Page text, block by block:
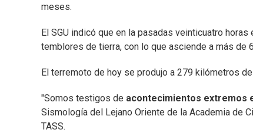
meses.
El SGU indicó que en la pasadas veinticuatro horas
temblores de tierra, con lo que asciende a más
El terremoto de hoy se produjo a 279 kilómetros
"Somos testigos de acontecimientos extremos
Sismología del Lejano Oriente de la Academia de
TASS.